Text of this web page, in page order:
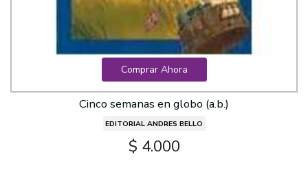
Comprar Ahora
Cinco semanas en globo (a.b.)
EDITORIAL ANDRES BELLO
$ 4.000